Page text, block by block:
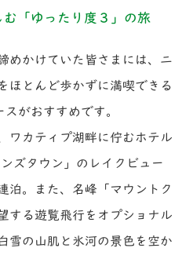
「ゆったり度３」の旅
めかけていた皆さまには、ニ
ほとんど歩かずに満喫できる
スがおすすめです。
ワカティプ湖畔に佇むホテル
ズタウン」のレイクビュー
泊。また、名峰「マウントク
する遊覧飛行をオプショナル
雪の山肌と氷河の景色を空か